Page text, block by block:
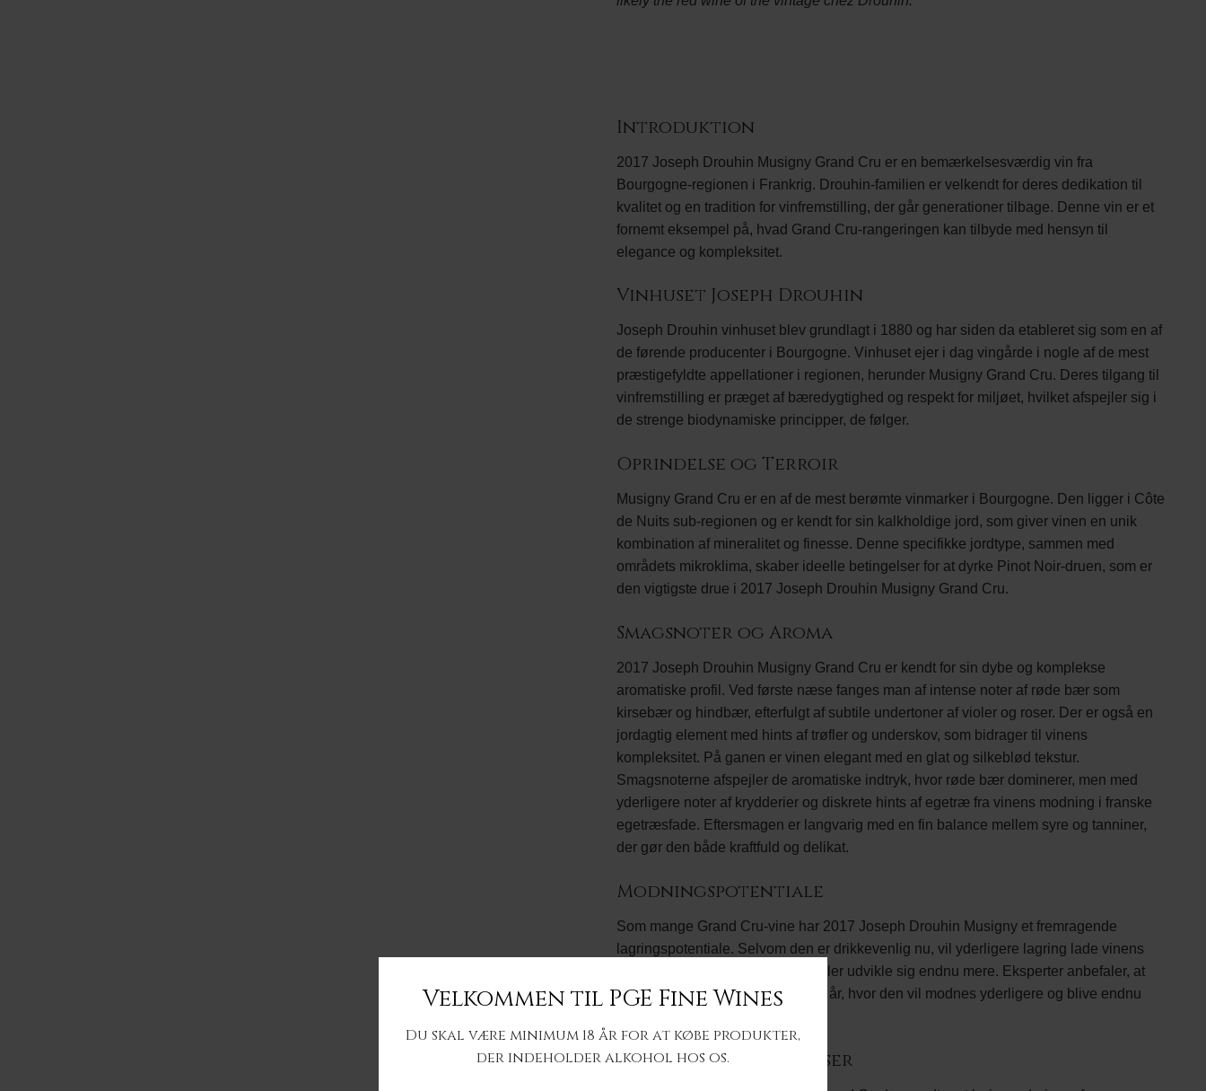
Velkommen til PGE Fine Wines
Du skal være minimum 18 år for at købe produkter,
der indeholder alkohol hos os.
Introduktion
2017 Joseph Drouhin Musigny Grand Cru er en bemærkelsesværdig vin fra
Bourgogne-regionen i Frankrig. Drouhin-familien er velkendt for deres dedikation til
kvalitet og en tradition for vinfremstilling, der går generationer tilbage. Denne vin er et
fornemt eksempel på, hvad Grand Cru-rangeringen kan tilbyde med hensyn til
elegance og kompleksitet.
Vinhuset Joseph Drouhin
Joseph Drouhin vinhuset blev grundlagt i 1880 og har siden da etableret sig som en af
de førende producenter i Bourgogne. Vinhuset ejer i dag vingårde i nogle af de mest
præstigefyldte appellationer i regionen, herunder Musigny Grand Cru. Deres tilgang til
vinfremstilling er præget af bæredygtighed og respekt for miljøet, hvilket afspejler sig i
de strenge biodynamiske principper, de følger.
Oprindelse og Terroir
Musigny Grand Cru er en af de mest berømte vinmarker i Bourgogne. Den ligger i Côte
de Nuits sub-regionen og er kendt for sin kalkholdige jord, som giver vinen en unik
kombination af mineralitet og finesse. Denne specifikke jordtype, sammen med
områdets mikroklima, skaber ideelle betingelser for at dyrke Pinot Noir-druen, som er
den vigtigste drue i 2017 Joseph Drouhin Musigny Grand Cru.
Smagsnoter og Aroma
2017 Joseph Drouhin Musigny Grand Cru er kendt for sin dybe og komplekse
aromatiske profil. Ved første næse fanges man af intense noter af røde bær som
kirsebær og hindbær, efterfulgt af subtile undertoner af violer og roser. Der er også en
jordagtig element med hints af trøfler og underskov, som bidrager til vinens
kompleksitet. På ganen er vinen elegant med en glat og silkeblød tekstur.
Smagsnoterne afspejler de aromatiske indtryk, hvor røde bær dominerer, men med
yderligere noter af krydderier og diskrete hints af egetræ fra vinens modning i franske
egetræsfade. Eftersmagen er langvarig med en fin balance mellem syre og tanniner,
der gør den både kraftfuld og delikat.
Modningspotentiale
Som mange Grand Cru-vine har 2017 Joseph Drouhin Musigny et fremragende
lagringspotentiale. Selvom den er drikkevenlig nu, vil yderligere lagring lade vinens
komplekse smags- og aromaprofiler udvikle sig endnu mere. Eksperter anbefaler, at
denne vin kan gemmes i 10 til 20 år, hvor den vil modnes yderligere og blive endnu
Ratings og Anmeldelser